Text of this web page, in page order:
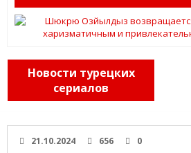
Новости турецких
сериалов
21.10.2024 656 0